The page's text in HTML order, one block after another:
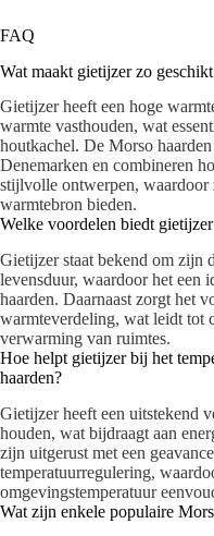
FAQ
Wat maakt gietijzer zo
Gietijzer heeft een hoge
warmte vasthouden, wat
houtkachel. De Morso
Denemarken en combineren
stijlvolle ontwerpen, waardoor
warmtebron bieden.
Welke voordelen biedt
Gietijzer staat bekend om zijn
levensduur, waardoor het een
haarden. Daarnaast zorgt het
warmteverdeling, wat leidt tot
verwarming van ruimtes.
Hoe helpt gietijzer bij het
haarden?
Gietijzer heeft een uitstekend
houden, wat bijdraagt aan
zijn uitgerust met een
temperatuurregulering,
omgevingstemperatuur
Wat zijn enkele populaire